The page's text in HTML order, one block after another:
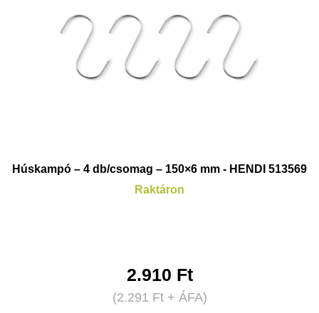
Húskampó – 4 db/csomag – 150×6 mm - HENDI 513569
Raktáron
2.910 Ft
(2.291 Ft+ ÁFA)